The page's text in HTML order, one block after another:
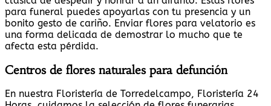
para funeral puedes apoyarlas con tu presencia y un
bonito gesto de cariño. Enviar flores para velatorio es
una forma delicada de demostrar lo mucho que te
afecta esta pérdida.
Centros de flores naturales para defunción
En nuestra Floristería de Torredelcampo, Floristería 24